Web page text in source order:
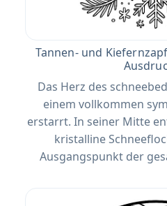
Tannen- und
Das Herz des
einem vollkommen
erstarrt. In seiner Mitte
kristalline
Ausgangspunkt der